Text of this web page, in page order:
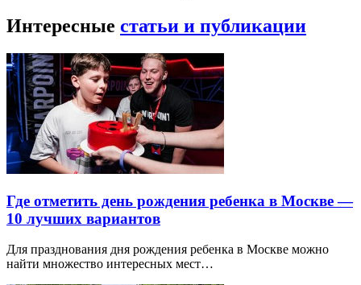
Интересные статьи и публикации
Где отметить день рождения ребенка в Москве —
10 лучших вариантов
Для празднования дня рождения ребенка в Москве можно
найти множество интересных мест…